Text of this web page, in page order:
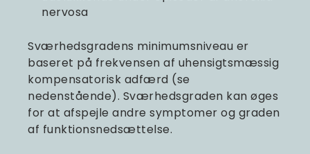
nervosa
Sværhedsgradens minimumsniveau er
baseret på frekvensen af uhensigtsmæssig
kompensatorisk adfærd (se
nedenstående). Sværhedsgraden kan øges
for at afspejle andre symptomer og graden
af funktionsnedsættelse.